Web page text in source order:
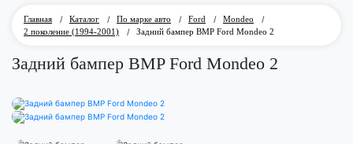
Главная / Каталог / По марке авто / Ford / Mondeo
/
2 поколение (1994-2001)
/ Задний бампер BMP Ford Mondeo 2
Задний бампер BMP Ford Mondeo 2